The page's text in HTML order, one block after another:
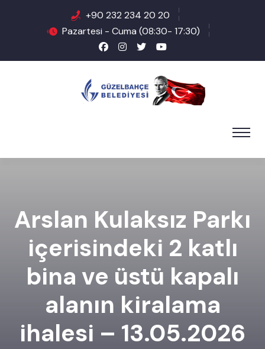
+90 232 234 20 20
Pazartesi - Cuma (08:30- 17:30)
Arslan Kulaksız Parkı
içerisindeki 2 katlı
bina ve üstü kapalı
alanın kiralama
ihalesi – 13.05.2026